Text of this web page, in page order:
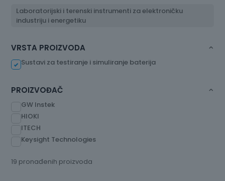
Laboratorijski i terenski instrumenti za elektroničku
industriju i energetiku
VRSTA PROIZVODA
Sustavi za testiranje i simuliranje baterija
PROIZVOĐAČ
GW Instek
HIOKI
ITECH
Keysight Technologies
19 pronađenih proizvoda